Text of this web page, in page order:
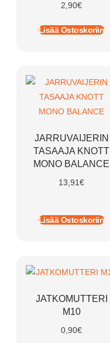
2,90€
Lisää Ostoskoriin
JARRUVAIJERIN
TASAAJA KNOTT
MONO BALANCE
13,91€
Lisää Ostoskoriin
JATKOMUTTERI
M10
0,90€